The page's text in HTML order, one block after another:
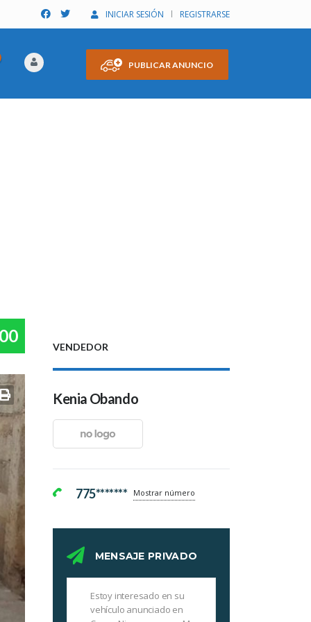
INICIAR SESIÓN REGISTRARSE
PUBLICAR ANUNCIO
VENDEDOR
Kenia Obando
775******* Mostrar número
MENSAJE PRIVADO